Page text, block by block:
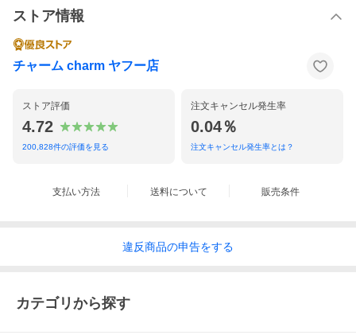
ストア情報
チャーム charm ヤフー店
ストア評価
4.72
200,828件の評価を見る
注文キャンセル発生率
0.04％
注文キャンセル発生率とは？
支払い方法 送料について 販売条件
違反商品の申告をする
カテゴリから探す